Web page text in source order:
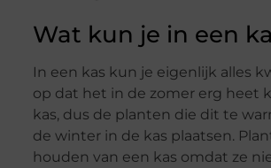
Wat kun je in een
In een kas kun je eigenlijk alles
op dat het in de zomer erg heet
kas, dus de planten die dit te
de winter in de kas plaatsen.
houden van een kas omdat ze